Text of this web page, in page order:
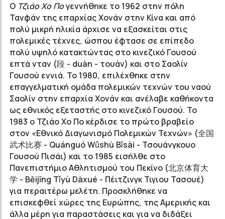
Ο Τζιάο Χο Πογεννήθηκε το 1962 στην πόλη
Τανφάν της επαρχίας Χονάν στην Κίνα και από
πολύ μικρή ηλικία άρχισε να εξασκείται στις
πολεμικές τέχνες, ώσπου έφτασε σε επίπεδο
πολύ υψηλό κατακτώντας στο κινεζικό Γουσού
επτά νταν (段 - duàn - τουάν) και στο Σαολίν
Γουσού εννιά. Το 1980, επιλέχθηκε στην
επαγγελματική ομάδα πολεμικών τεχνών του ναού
Σαολίν στην επαρχία Χονάν και ανέλαβε καθήκοντα
ως εθνικός εξεταστής στο κινεζικό Γουσού. Το
1983 ο Τζιάο Χο Πο κέρδισε το πρώτο βραβείο
στον «Εθνικό Διαγωνισμό Πολεμικών Τεχνών» (全国
武术比赛 - Quánguó Wǔshù Bǐsài - Τσουάνγκουο
Γουσού Πισάι) και το 1985 εισήλθε στο
Πανεπιστήμιο Αθλητισμού του Πεκίνο (北京体育大
学 - Běijīng Tǐyù Dàxué - Πέιτζινγκ Τιγιου Τασουέ)
για περαιτέρω μελέτη. Προσκλήθηκε να
επισκεφθεί χώρες της Ευρώπης, της Αμερικής και
άλλα μέρη για παραστάσεις και για να διδάξει